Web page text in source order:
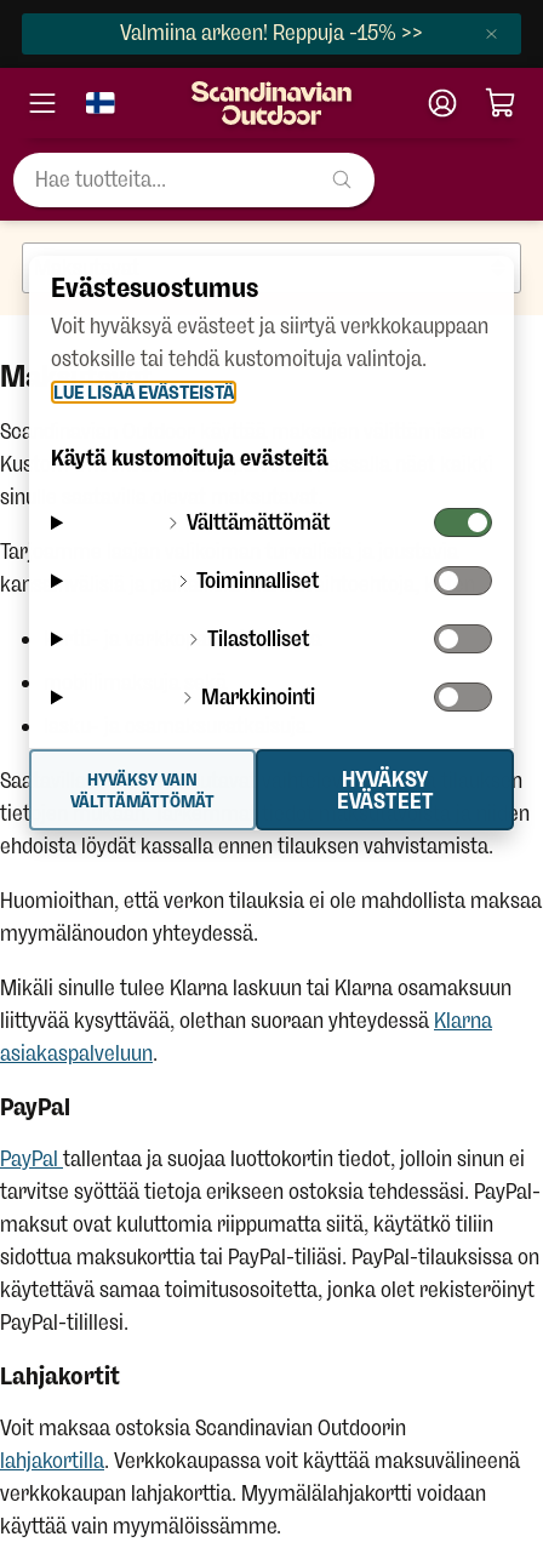
Valmiina arkeen! Reppuja -15% >>
Maksutavat
Scandinavian Outdoor käyttää maksujen välittämiseen
Kustom Checkout -maksupalvelua. Kassalla näet kaikki
sinulle saatavilla olevat maksutavat.
Tarjoamme laajan valikoiman turvallisia ja joustavia
kansainvälisiä ja paikallisia maksuvaihtoehtoja, kuten
kortti- ja verkkopankkimaksuja
mobiilimaksuja sekä
Saatavilla olevat maksutavat vaihtelevat maan ja tilauksen
tietojen mukaan. Tarkemmat tiedot maksutavoista ja niiden
ehdoista löydät kassalla ennen tilauksen vahvistamista.
Huomioithan, että verkon tilauksia ei ole mahdollista maksaa
myymälänoudon yhteydessä.
Mikäli sinulle tulee Klarna laskuun tai Klarna osamaksuun
liittyvää kysyttävää, olethan suoraan yhteydessä Klarna
asiakaspalveluun.
PayPal
PayPal tallentaa ja suojaa luottokortin tiedot, jolloin sinun ei
tarvitse syöttää tietoja erikseen ostoksia tehdessäsi. PayPal-
maksut ovat kuluttomia riippumatta siitä, käytätkö tiliin
sidottua maksukorttia tai PayPal-tiliäsi. PayPal-tilauksissa on
käytettävä samaa toimitusosoitetta, jonka olet rekisteröinyt
PayPal-tilillesi.
Lahjakortit
Voit maksaa ostoksia Scandinavian Outdoorin
lahjakortilla. Verkkokaupassa voit käyttää maksuvälineenä
verkkokaupan lahjakorttia. Myymälälahjakortti voidaan
käyttää vain myymälöissämme.
Evästesuostumus
Voit hyväksyä evästeet ja siirtyä verkkokauppaan
ostoksille tai tehdä kustomoituja valintoja.
LUE LISÄÄ EVÄSTEISTÄ
Käytä kustomoituja evästeitä
Välttämättömät
Toiminnalliset
Tilastolliset
Markkinointi
HYVÄKSY
EVÄSTEET
HYVÄKSY VAIN
VÄLTTÄMÄTTÖMÄT